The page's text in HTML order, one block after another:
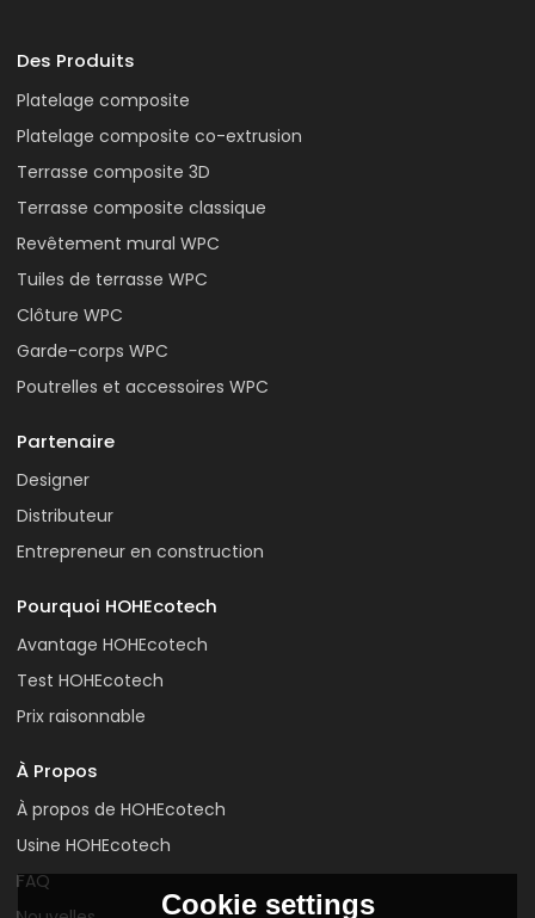
Des Produits
Platelage composite
Platelage composite co-extrusion
Terrasse composite 3D
Terrasse composite classique
Revêtement mural WPC
Tuiles de terrasse WPC
Clôture WPC
Garde-corps WPC
Poutrelles et accessoires WPC
Partenaire
Designer
Distributeur
Entrepreneur en construction
Pourquoi HOHEcotech
Avantage HOHEcotech
Test HOHEcotech
Prix raisonnable
À Propos
À propos de HOHEcotech
Usine HOHEcotech
FAQ
Cookie settings